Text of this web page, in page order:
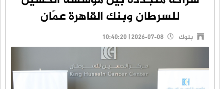
للسرطان وبنك القاهرة عمّان
بنوك